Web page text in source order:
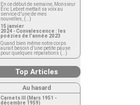
En ce début de semaine, Monsieur
Éric Lebret mettait sa voix au
service d’une de mes
nouvelles, (…)
15 janvier
2024 - Convalescence : les
poézies de l’année 2023
Quand bien même notre corps
aurait besoin d’une petite pause
pour quelques réparations (…)
Top Articles
Au hasard
Carnets III (Mars 1951 -
décembre 1959)